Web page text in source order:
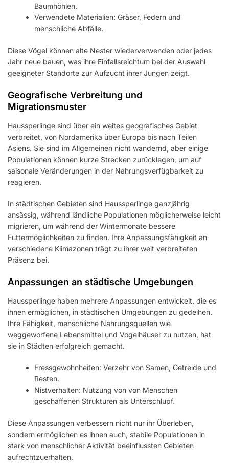
Baumhöhlen.
Verwendete Materialien: Gräser, Federn und
menschliche Abfälle.
Diese Vögel können alte Nester wiederverwenden oder jedes
Jahr neue bauen, was ihre Einfallsreichtum bei der Auswahl
geeigneter Standorte zur Aufzucht ihrer Jungen zeigt.
Geografische Verbreitung und
Migrationsmuster
Haussperlinge sind über ein weites geografisches Gebiet
verbreitet, von Nordamerika über Europa bis nach Teilen
Asiens. Sie sind im Allgemeinen nicht wandernd, aber einige
Populationen können kurze Strecken zurücklegen, um auf
saisonale Veränderungen in der Nahrungsverfügbarkeit zu
reagieren.
In städtischen Gebieten sind Haussperlinge ganzjährig
ansässig, während ländliche Populationen möglicherweise leicht
migrieren, um während der Wintermonate bessere
Futtermöglichkeiten zu finden. Ihre Anpassungsfähigkeit an
verschiedene Klimazonen trägt zu ihrer weit verbreiteten
Präsenz bei.
Anpassungen an städtische Umgebungen
Haussperlinge haben mehrere Anpassungen entwickelt, die es
ihnen ermöglichen, in städtischen Umgebungen zu gedeihen.
Ihre Fähigkeit, menschliche Nahrungsquellen wie
weggeworfene Lebensmittel und Vogelhäuser zu nutzen, hat
sie in Städten erfolgreich gemacht.
Fressgewohnheiten: Verzehr von Samen, Getreide und
Resten.
Nistverhalten: Nutzung von von Menschen
geschaffenen Strukturen als Unterschlupf.
Diese Anpassungen verbessern nicht nur ihr Überleben,
sondern ermöglichen es ihnen auch, stabile Populationen in
stark von menschlicher Aktivität beeinflussten Gebieten
aufrechtzuerhalten.